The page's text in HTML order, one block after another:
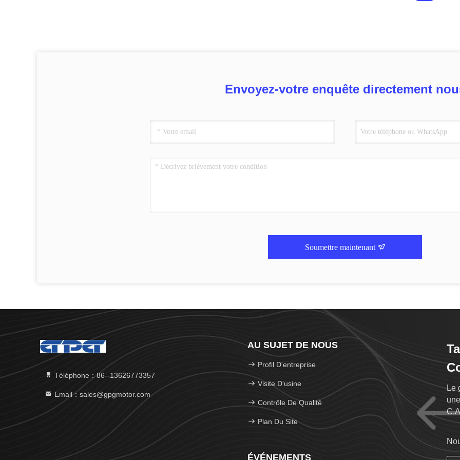
Envoyez-votre enquête directement
Soumettre maintenant
Téléphone：86--13626773357
Email：sales@gpgmotor.com
AU SUJET DE NOUS
Profil D'entreprise
Visite D'usine
Contrôle De Qualité
Plan Du Site
ÉVÉNEMENTS
Le